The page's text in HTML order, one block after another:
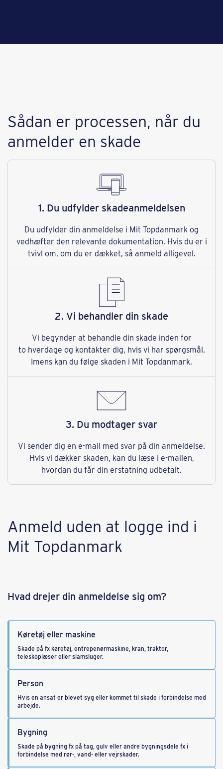
Sådan er processen, når du
anmelder en skade
1. Du udfylder skadeanmeldelsen
Du udfylder din anmeldelse i Mit Topdanmark og
vedhæfter den relevante dokumentation. Hvis du er i
tvivl om, om du er dækket, så anmeld alligevel.
2. Vi behandler din skade
Vi begynder at behandle din skade inden for
to hverdage og kontakter dig, hvis vi har spørgsmål.
Imens kan du følge skaden i Mit Topdanmark.
3. Du modtager svar
Vi sender dig en e-mail med svar på din anmeldelse.
Hvis vi dækker skaden, kan du læse i e-mailen,
hvordan du får din erstatning udbetalt.
Anmeld uden at logge ind i
Mit Topdanmark
Hvad drejer din anmeldelse sig om?
Køretøj eller maskine
Skade på fx køretøj, entrepenørmaskine, kran, traktor,
teleskoplæser eller slamsluger.
Person
Hvis en ansat er blevet syg eller kommet til skade i forbindelse med
arbejde.
Bygning
Skade på bygning fx på tag, gulv eller andre bygningsdele fx i
forbindelse med rør-, vand- eller vejrskader.